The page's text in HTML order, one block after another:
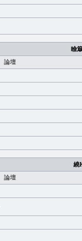
瞼
論壇
繞
論壇